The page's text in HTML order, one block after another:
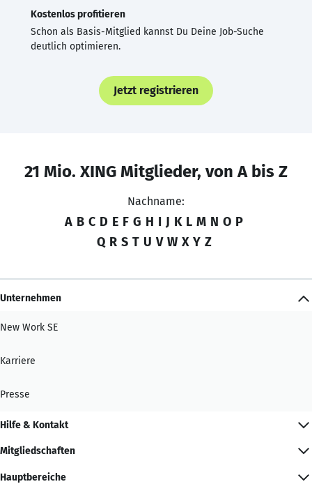
Kostenlos profitieren
Schon als Basis-Mitglied kannst Du Deine Job-Suche
deutlich optimieren.
Jetzt registrieren
21 Mio. XING Mitglieder, von A bis Z
Nachname:
A B C D E F G H I J K L M N O P
Q R S T U V W X Y Z
Unternehmen
New Work SE
Karriere
Presse
Hilfe & Kontakt
Mitgliedschaften
Hauptbereiche